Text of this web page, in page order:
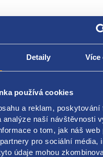
Detaily Více
používá cookies
a reklam, poskytování
analýze naší návštěvnosti
o tom, jak náš web
pro sociální média,
údaje mohou
centrálu